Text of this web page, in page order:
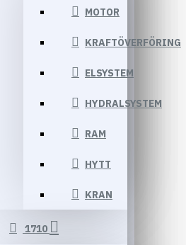
MOTOR
KRAFTÖVERFÖRING
ELSYSTEM
HYDRALSYSTEM
RAM
HYTT
KRAN
1710